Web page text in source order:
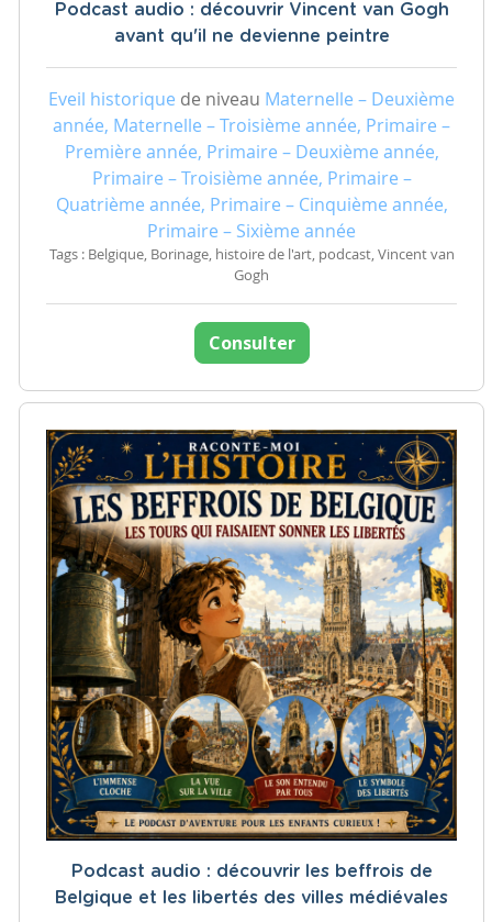
Podcast audio : découvrir Vincent van Gogh
avant qu'il ne devienne peintre
Eveil historique de niveau Maternelle – Deuxième
année, Maternelle – Troisième année, Primaire –
Première année, Primaire – Deuxième année,
Primaire – Troisième année, Primaire –
Quatrième année, Primaire – Cinquième année,
Primaire – Sixième année
Tags : Belgique, Borinage, histoire de l'art, podcast, Vincent van
Gogh
Consulter
Podcast audio : découvrir les beffrois de
Belgique et les libertés des villes médiévales